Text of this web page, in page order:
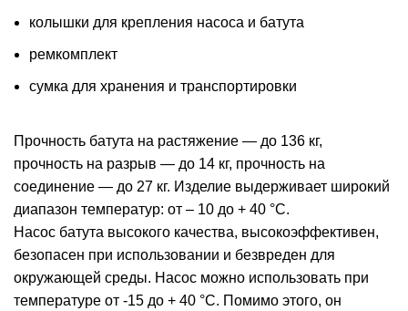
колышки для крепления насоса и батута
ремкомплект
сумка для хранения и транспортировки
Прочность батута на растяжение — до 136 кг,
прочность на разрыв — до 14 кг, прочность на
соединение — до 27 кг. Изделие выдерживает широкий
диапазон температур: от – 10 до + 40 °C.
Насос батута высокого качества, высокоэффективен,
безопасен при использовании и безвреден для
окружающей среды. Насос можно использовать при
температуре от -15 до + 40 °C. Помимо этого, он